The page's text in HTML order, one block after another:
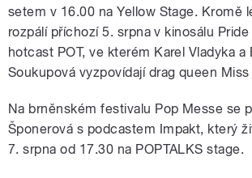
setem v 16.00 na Yellow Stage. Kromě
rozpálí příchozí 5. srpna v kinosálu
hotcast POT, ve kterém Karel Vladyka a
Soukupová vyzpovídají drag queen Miss
Na brněnském festivalu Pop Messe se
Šponerová s podcastem Impakt, který
7. srpna od 17.30 na POPTALKS stage.